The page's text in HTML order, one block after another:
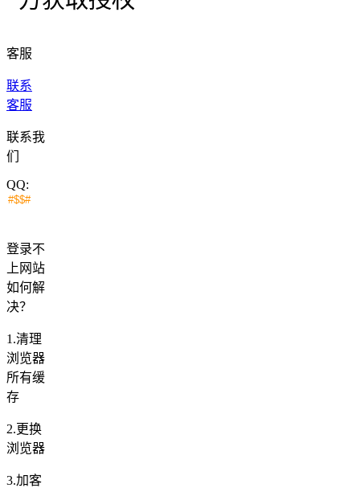
客服
联系
客服
联系我
们
QQ:
登录不
上网站
如何解
决？
1.清理
浏览器
所有缓
存
2.更换
浏览器
3.加客